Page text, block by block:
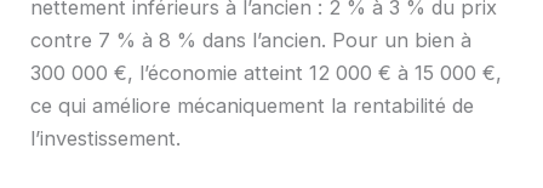
nettement inférieurs à l’ancien : 2 % à 3 % du prix
contre 7 % à 8 % dans l’ancien. Pour un bien à
300 000 €, l’économie atteint 12 000 € à 15 000 €,
ce qui améliore mécaniquement la rentabilité de
l’investissement.